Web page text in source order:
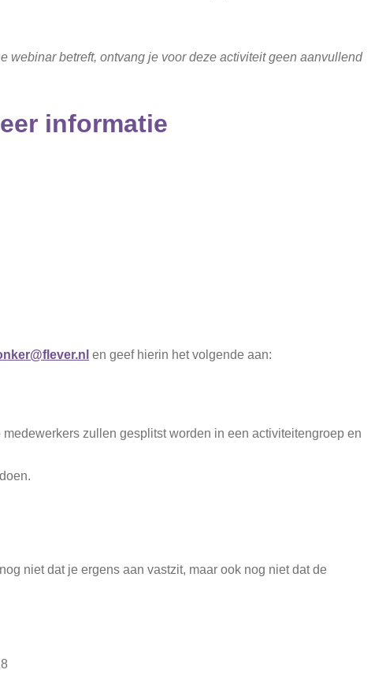
webinar betreft, ontvang je voor deze activiteit geen aanvullend
informatie
en geef hierin het volgende aan:
zullen gesplitst worden in een activiteitengroep en
niet dat je ergens aan vastzit, maar ook nog niet dat de